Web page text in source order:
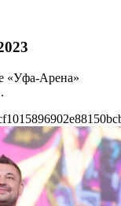
«Уфа-Арена»